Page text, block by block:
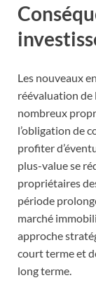
Les nouveaux
réévaluation de
nombreux
l’obligation de
profiter
plus-value se
propriétaires
période
marché
approche
court terme et
long terme.